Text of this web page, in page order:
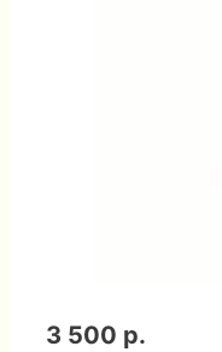
3 500 р.